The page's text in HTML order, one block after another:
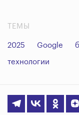
ТЕМЫ
2025 Google
технологии